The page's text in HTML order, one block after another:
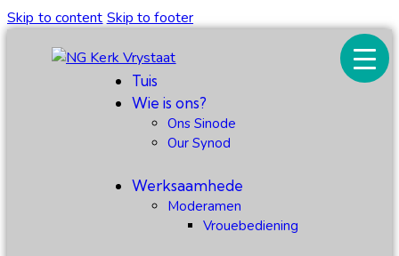
Skip to content Skip to footer
Tuis
Wie is ons?
Ons Sinode
Our Synod
Werksaamhede
Moderamen
Vrouebediening